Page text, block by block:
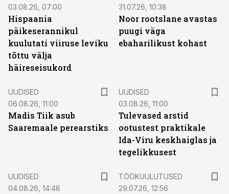
03.08.26, 07:00
Hispaania
päikeserannikul
kuulutati viiruse leviku
tõttu välja
häireseisukord
31.07.26, 10:38
Noor rootslane avastas
puugi väga
ebaharilikust kohast
UUDISED
06.08.26, 11:00
Madis Tiik asub
Saaremaale perearstiks
UUDISED
03.08.26, 11:00
Tulevased arstid
ootustest praktikale
Ida-Viru keskhaiglas ja
tegelikkusest
UUDISED
04.08.26, 14:48
TÖÖKUULUTUSED
29.07.26, 12:56